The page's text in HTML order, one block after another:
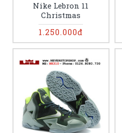
Nike Lebron 11
Christmas
1.250.000đ